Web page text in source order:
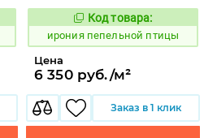
1102573
Код товара:
ирония пепельной птицы
Цена
6 350 руб./м²
Заказ в 1 клик